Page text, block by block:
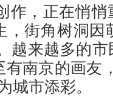
作，正在悄
，街角树洞
越来越多的
有南京的画友
城市添彩。